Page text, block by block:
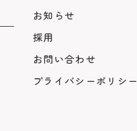
お知らせ
採用
お問い合わせ
プライバシーポリシー